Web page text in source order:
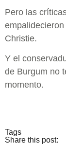
Pero las
Christie.
Y el
de Burgum no
momento.
Tags
Share this post: